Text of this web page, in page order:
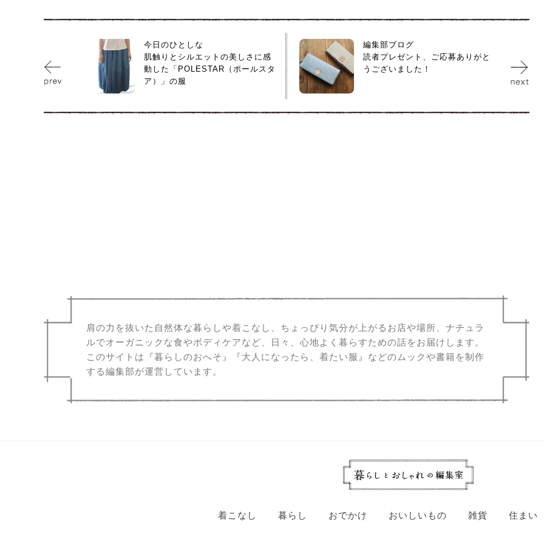
今日のひとしな
肌触りとシルエットの美しさに感
動した「POLESTAR（ポールスタ
ア）」の服
編集部ブログ
読者プレゼント、ご応募ありがと
うございました！
肩の力を抜いた自然体な暮らしや着こなし、ちょっぴり気分が上がるお店や場所、ナチュラ
ルでオーガニックな食やボディケアなど、日々、心地よく暮らすための話をお届けします。
このサイトは『暮らしのおへそ』『大人になったら、着たい服』などのムックや書籍を制作
する編集部が運営しています。
着こなし 暮らし おでかけ おいしいもの 雑貨 住まい